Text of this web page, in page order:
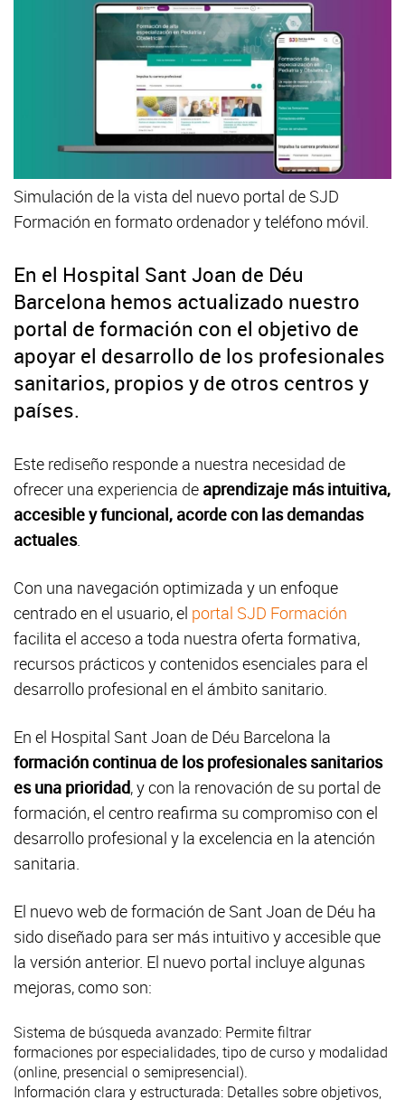
Simulación de la vista del nuevo portal de SJD
Formación en formato ordenador y teléfono móvil.
En el Hospital Sant Joan de Déu
Barcelona hemos actualizado nuestro
portal de formación con el objetivo de
apoyar el desarrollo de los profesionales
sanitarios, propios y de otros centros y
países.
Este rediseño responde a nuestra necesidad de
ofrecer una experiencia de aprendizaje más intuitiva,
accesible y funcional, acorde con las demandas
actuales.
Con una navegación optimizada y un enfoque
centrado en el usuario, el portal SJD Formación
facilita el acceso a toda nuestra oferta formativa,
recursos prácticos y contenidos esenciales para el
desarrollo profesional en el ámbito sanitario.
En el Hospital Sant Joan de Déu Barcelona la
formación continua de los profesionales sanitarios
es una prioridad, y con la renovación de su portal de
formación, el centro reafirma su compromiso con el
desarrollo profesional y la excelencia en la atención
sanitaria.
El nuevo web de formación de Sant Joan de Déu ha
sido diseñado para ser más intuitivo y accesible que
la versión anterior. El nuevo portal incluye algunas
mejoras, como son:
Sistema de búsqueda avanzado: Permite filtrar
formaciones por especialidades, tipo de curso y modalidad
(online, presencial o semipresencial).
Información clara y estructurada: Detalles sobre objetivos,